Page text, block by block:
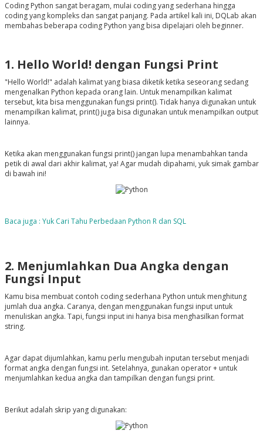
Coding Python sangat beragam, mulai coding yang sederhana hingga
coding yang kompleks dan sangat panjang. Pada artikel kali ini, DQLab akan
membahas beberapa coding Python yang bisa dipelajari oleh beginner.
1. Hello World! dengan Fungsi Print
"Hello World!" adalah kalimat yang biasa diketik ketika seseorang sedang
mengenalkan Python kepada orang lain. Untuk menampilkan kalimat
tersebut, kita bisa menggunakan fungsi print(). Tidak hanya digunakan untuk
menampilkan kalimat, print() juga bisa digunakan untuk menampilkan output
lainnya.
Ketika akan menggunakan fungsi print() jangan lupa menambahkan tanda
petik di awal dari akhir kalimat, ya! Agar mudah dipahami, yuk simak gambar
di bawah ini!
Baca juga : Yuk Cari Tahu Perbedaan Python R dan SQL
2. Menjumlahkan Dua Angka dengan
Fungsi Input
Kamu bisa membuat contoh coding sederhana Python untuk menghitung
jumlah dua angka. Caranya, dengan menggunakan fungsi input untuk
menuliskan angka. Tapi, fungsi input ini hanya bisa menghasilkan format
string.
Agar dapat dijumlahkan, kamu perlu mengubah inputan tersebut menjadi
format angka dengan fungsi int. Setelahnya, gunakan operator + untuk
menjumlahkan kedua angka dan tampilkan dengan fungsi print.
Berikut adalah skrip yang digunakan: